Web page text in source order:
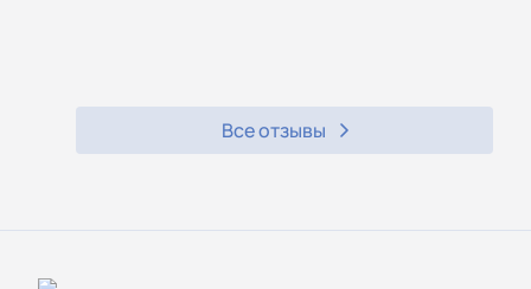
Все отзывы